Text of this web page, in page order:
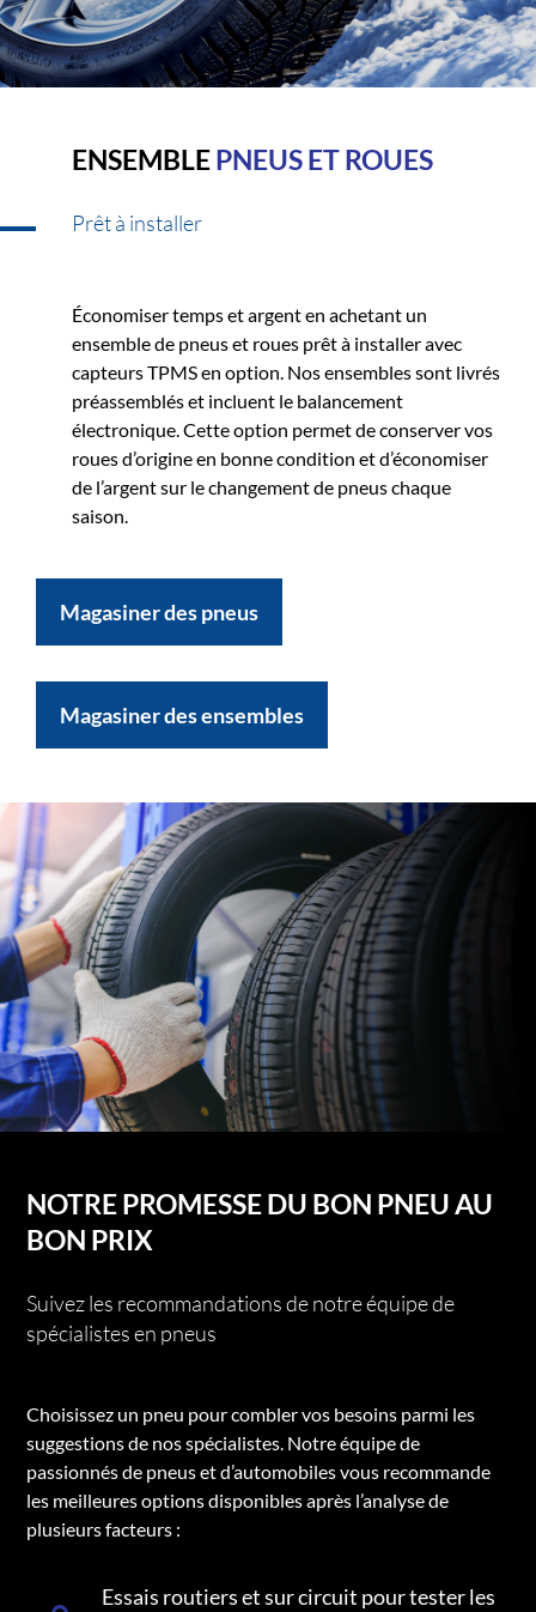
ENSEMBLEPNEUS ET ROUES
Prêt à installer
Économiser temps et argent en achetant un
ensemble de pneus et roues prêt à installer avec
capteurs TPMS en option. Nos ensembles sont livrés
préassemblés et incluent le balancement
électronique. Cette option permet de conserver vos
roues d’origine en bonne condition et d’économiser
de l’argent sur le changement de pneus chaque
saison.
Magasiner des pneus
Magasiner des ensembles
NOTRE PROMESSE DU BON PNEU AU
BON PRIX
Suivez les recommandations de notre équipe de
spécialistes en pneus
Choisissez un pneu pour combler vos besoins parmi les
suggestions de nos spécialistes. Notre équipe de
passionnés de pneus et d’automobiles vous recommande
les meilleures options disponibles après l’analyse de
plusieurs facteurs :
Essais routiers et sur circuit pour tester les